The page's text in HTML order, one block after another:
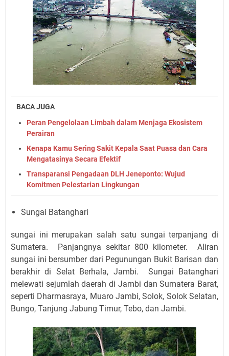
BACA JUGA
Peran Pengelolaan Limbah dalam Menjaga Ekosistem
Perairan
Kenapa Kamu Sering Sakit Kepala Saat Puasa dan Cara
Mengatasinya Secara Efektif
Transparansi Pengadaan DLH Jeneponto: Wujud
Komitmen Pelestarian Lingkungan
Sungai Batanghari
sungai ini merupakan salah satu sungai terpanjang di
Sumatera. Panjangnya sekitar 800 kilometer. Aliran
sungai ini bersumber dari Pegunungan Bukit Barisan dan
berakhir di Selat Berhala, Jambi. Sungai Batanghari
melewati sejumlah daerah di Jambi dan Sumatera Barat,
seperti Dharmasraya, Muaro Jambi, Solok, Solok Selatan,
Bungo, Tanjung Jabung Timur, Tebo, dan Jambi.